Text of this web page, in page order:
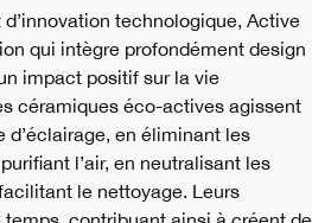
technologique, Active
qui intègre profondément design
impact positif sur la vie
céramiques éco-actives agissent
en éliminant les
l’air, en neutralisant les
le nettoyage. Leurs